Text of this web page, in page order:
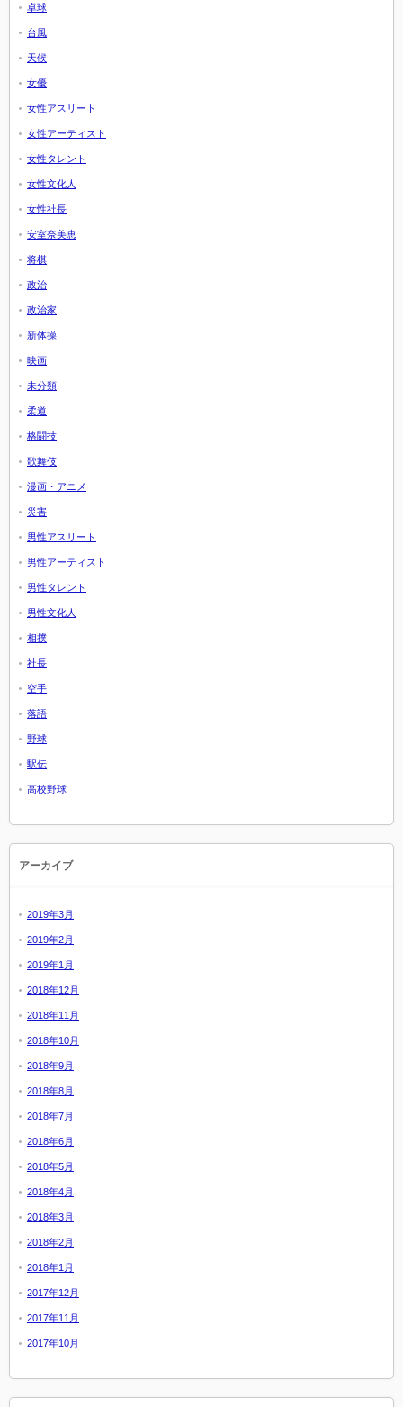
卓球
台風
天候
女優
女性アスリート
女性アーティスト
女性タレント
女性文化人
女性社長
安室奈美恵
将棋
政治
政治家
新体操
映画
未分類
柔道
格闘技
歌舞伎
漫画・アニメ
災害
男性アスリート
男性アーティスト
男性タレント
男性文化人
相撲
社長
空手
落語
野球
駅伝
高校野球
アーカイブ
2019年3月
2019年2月
2019年1月
2018年12月
2018年11月
2018年10月
2018年9月
2018年8月
2018年7月
2018年6月
2018年5月
2018年4月
2018年3月
2018年2月
2018年1月
2017年12月
2017年11月
2017年10月